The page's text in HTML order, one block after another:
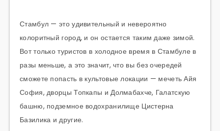
Стамбул — это удивительный и невероятно
колоритный город, и он остается таким даже зимой.
Вот только туристов в холодное время в Стамбуле в
разы меньше, а это значит, что вы без очередей
сможете попасть в культовые локации — мечеть Айя
София, дворцы Топкапы и Долмабахче, Галатскую
башню, подземное водохранилище Цистерна
Базилика и другие.